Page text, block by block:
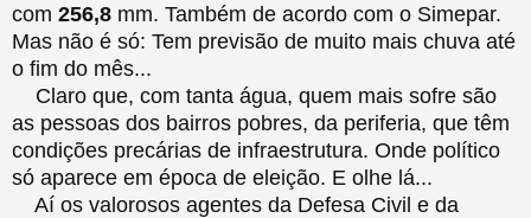
com 256,8 mm. Também de acordo com o Simepar.
Mas não é só: Tem previsão de muito mais chuva até
o fim do mês...
Claro que, com tanta água, quem mais sofre são
as pessoas dos bairros pobres, da periferia, que têm
condições precárias de infraestrutura. Onde político
só aparece em época de eleição. E olhe lá...
Aí os valorosos agentes da Defesa Civil e da